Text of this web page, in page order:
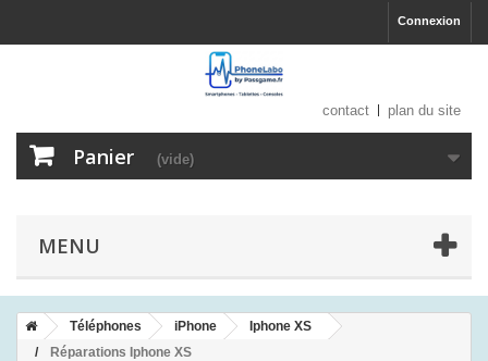
Connexion
contact plan du site
Panier (vide)
MENU
Téléphones iPhone
Iphone XS
Réparations Iphone XS